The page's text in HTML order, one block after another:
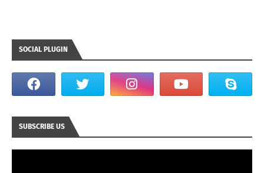
SOCIAL PLUGIN
SUBSCRIBE US